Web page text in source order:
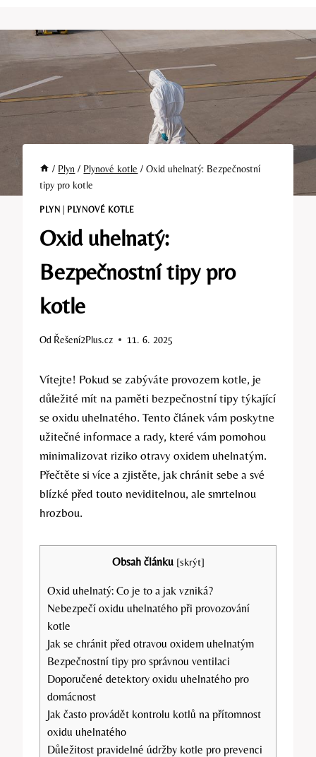
/ Plyn / Plynové kotle / Oxid uhelnatý: Bezpečnostní
tipy pro kotle
PLYN PLYNOVÉ KOTLE
Oxid uhelnatý:
Bezpečnostní tipy pro
kotle
Od Řešení2Plus.cz 11. 6. 2025
Vítejte! Pokud se zabýváte provozem kotle, je
důležité mít na paměti bezpečnostní tipy týkající
se oxidu uhelnatého. Tento článek vám poskytne
užitečné informace a rady, které vám pomohou
minimalizovat riziko otravy oxidem uhelnatým.
Přečtěte si více a zjistěte, jak chránit sebe a své
blízké před touto neviditelnou, ale smrtelnou
hrozbou.
Obsah článku [skrýt]
Oxid uhelnatý: Co je to a jak vzniká?
Nebezpečí oxidu uhelnatého při provozování
kotle
Jak se chránit před otravou oxidem uhelnatým
Bezpečnostní tipy pro správnou ventilaci
Doporučené detektory oxidu uhelnatého pro
domácnost
Jak často provádět kontrolu kotlů na přítomnost
oxidu uhelnatého
Důležitost pravidelné údržby kotle pro prevenci